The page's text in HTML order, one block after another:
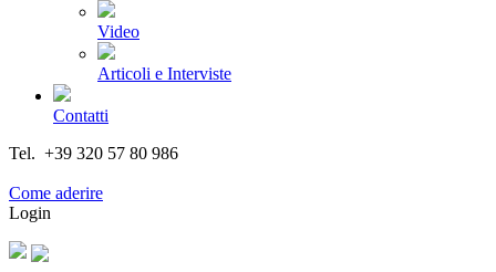
Video
Articoli e Interviste
Contatti
Tel. +39 320 57 80 986
Come aderire
Login